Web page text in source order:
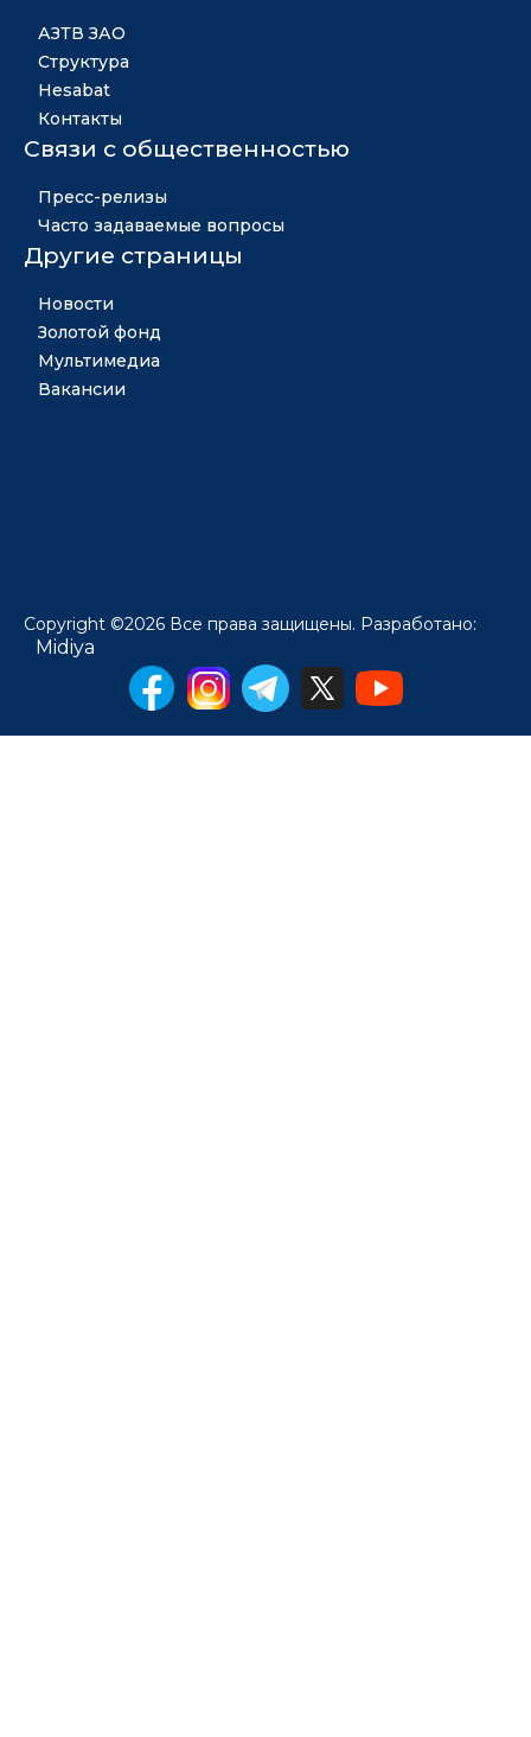
АЗТВ ЗАО
Структура
Hesabat
Контакты
Связи с общественностью
Пресс-релизы
Часто задаваемые вопросы
Другие страницы
Новости
Золотой фонд
Мультимедиа
Вакансии
Copyright ©2026 Все права защищены. Разработано:
Midiya